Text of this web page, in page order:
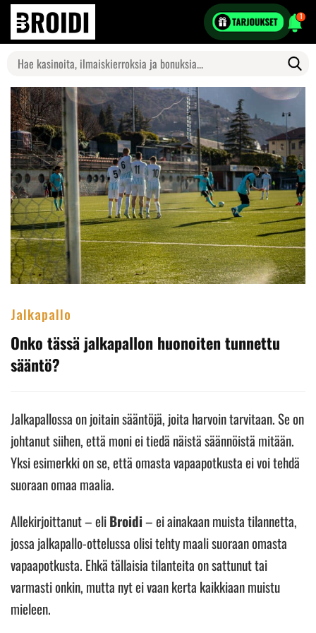
1
Search
for:
Jalkapallo
Onko tässä jalkapallon huonoiten tunnettu
sääntö?
Jalkapallossa on joitain sääntöjä, joita harvoin tarvitaan. Se on
johtanut siihen, että moni ei tiedä näistä säännöistä mitään.
Yksi esimerkki on se, että omasta vapaapotkusta ei voi tehdä
suoraan omaa maalia.
Allekirjoittanut – eliBroidi– ei ainakaan muista tilannetta,
jossa jalkapallo-ottelussa olisi tehty maali suoraan omasta
vapaapotkusta. Ehkä tällaisia tilanteita on sattunut tai
varmasti onkin, mutta nyt ei vaan kerta kaikkiaan muistu
mieleen.